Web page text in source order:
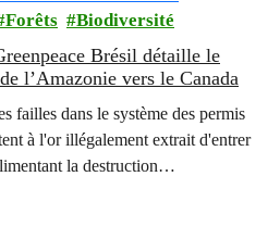
Forêts Biodiversité
Brésil détaille le
l’Amazonie vers le Canada
failles dans le système des permis
à l'or illégalement extrait d'entrer
la destruction
les crises qui touchent les peuples